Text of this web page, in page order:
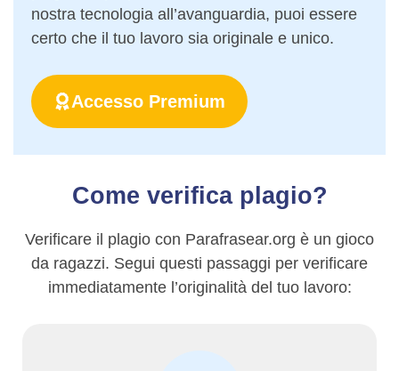
nostra tecnologia all’avanguardia, puoi essere
certo che il tuo lavoro sia originale e unico.
Accesso Premium
Come verifica plagio?
Verificare il plagio con Parafrasear.org è un gioco
da ragazzi. Segui questi passaggi per verificare
immediatamente l’originalità del tuo lavoro: